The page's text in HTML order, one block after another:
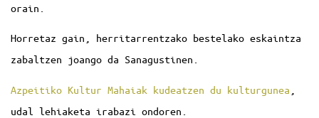
orain.
Horretaz gain, herritarrentzako bestelako eskaintza
zabaltzen joango da Sanagustinen.
Azpeitiko Kultur Mahaiak kudeatzen du kulturgunea
udal lehiaketa irabazi ondoren.